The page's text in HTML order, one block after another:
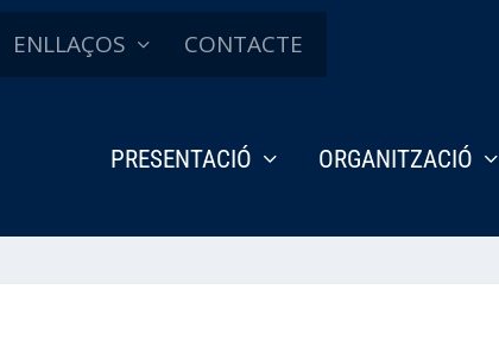
ENLLAÇOS CONTACTE
PRESENTACIÓ ORGANITZACIÓ